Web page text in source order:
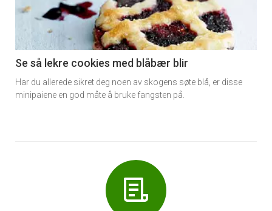
nå
6
Se så lekre cookies med blåbær blir
Har du allerede sikret deg noen av skogens søte blå, er disse
minipaiene en god måte å bruke fangsten på.